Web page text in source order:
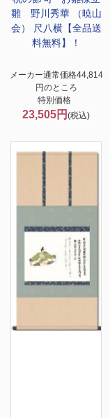
雛 野川秀華 （暁山
会） 尺八横【全品送
料無料】！
メーカー通常価格44,814
円のところ
特別価格
23,505円(税込)